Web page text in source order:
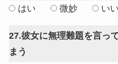
はい
微妙 いい
27.彼女に無理難題を言っ
まう